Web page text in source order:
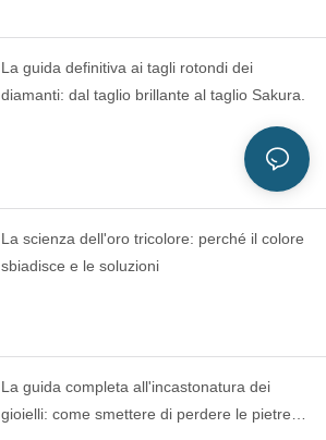
La guida definitiva ai tagli rotondi dei
diamanti: dal taglio brillante al taglio Sakura.
La scienza dell'oro tricolore: perché il colore
sbiadisce e le soluzioni
La guida completa all'incastonatura dei
gioielli: come smettere di perdere le pietre e